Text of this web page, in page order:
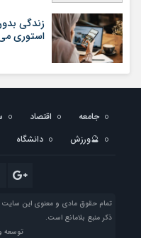
زندگی
استوری
جامعه اقتصاد
🔮ورزش
دانشگاه
تمام حقوق مادی و معنوی این سایت
ذکر منبع بلامانع است.
توسعه